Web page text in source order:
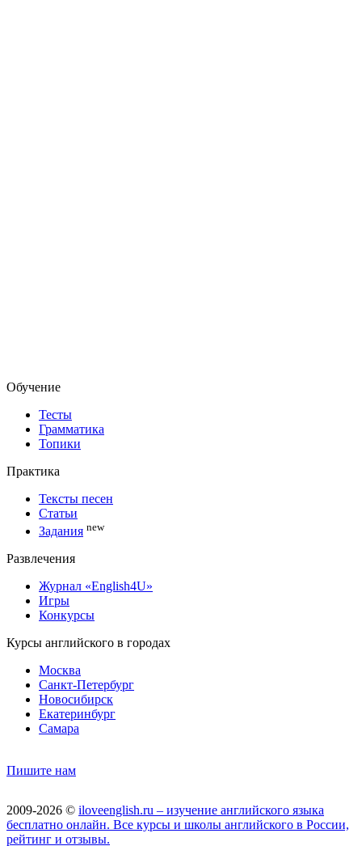
Обучение
Тесты
Грамматика
Топики
Практика
Тексты песен
Статьи
Задания new
Развлечения
Журнал «English4U»
Игры
Конкурсы
Курсы английского в городах
Москва
Санкт-Петербург
Новосибирск
Екатеринбург
Самара
Пишите нам
2009-2026 © iloveenglish.ru – изучение английского языка
бесплатно онлайн. Все курсы и школы английского в России,
рейтинг и отзывы.